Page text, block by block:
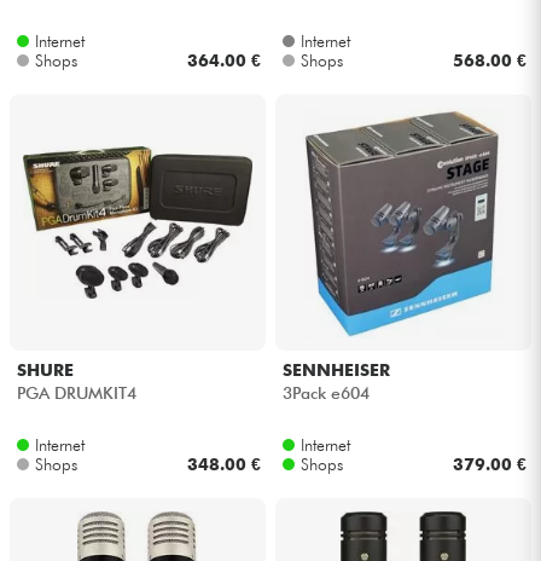
Internet
Shops
364.00 €
Internet
Shops
568.00 €
SHURE
PGA DRUMKIT4
Internet
Shops
348.00 €
SENNHEISER
3Pack e604
Internet
Shops
379.00 €